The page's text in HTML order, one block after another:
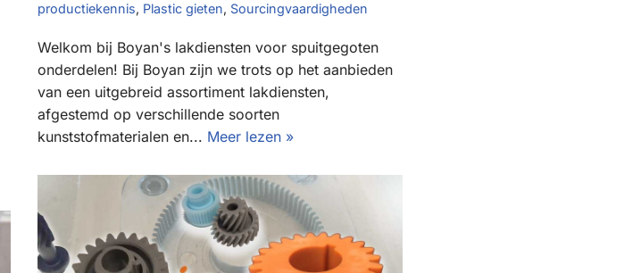
productiekennis, Plastic gieten, Sourcingvaardigheden
Welkom bij Boyan's lakdiensten voor spuitgegoten
onderdelen! Bij Boyan zijn we trots op het aanbieden
van een uitgebreid assortiment lakdiensten,
afgestemd op verschillende soorten
kunststofmaterialen en... Meer lezen »